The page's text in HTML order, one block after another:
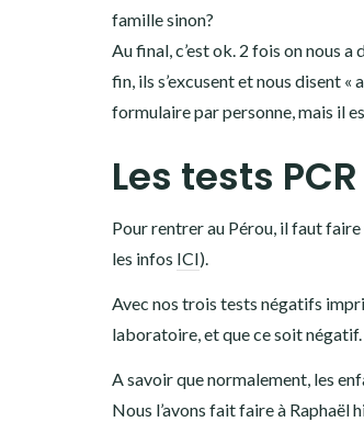
famille sinon?
Au final, c’est ok. 2 fois on nous
fin, ils s’excusent et nous disent «
formulaire par personne, mais il
Les tests PCR
Pour rentrer au Pérou, il faut
les infos ICI).
Avec nos trois tests négatifs
laboratoire, et que ce soit négatif.
A savoir que normalement, les
Nous l’avons fait faire à Raphaël